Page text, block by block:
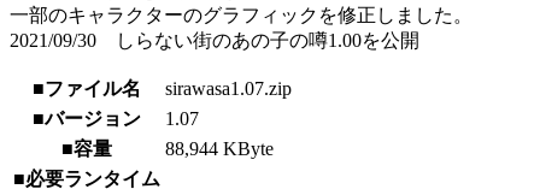
一部のキャラクターのグラフィックを修正しました。
2021/09/30 しらない街のあの子の噂1.00を公開
■ファイル名
sirawasa1.07.zip
■バージョン
1.07
■容量
88,944 KByte
■必要ランタイム